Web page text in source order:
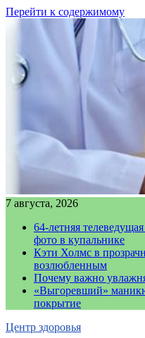
Перейти к содержимому
7 августа, 2026
64-летняя
фото в купальнике
Кэти Холмс в
возлюбленным
Почему важно
«Выгоревший»
покрытие
Центр здоровья